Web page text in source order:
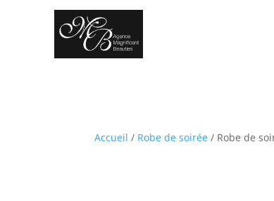
Accueil / Robe de soirée / Robe de